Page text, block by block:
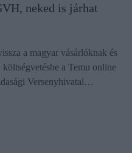
neked is járhat
a magyar vásárlóknak és
a Temu online
Versenyhivatal…